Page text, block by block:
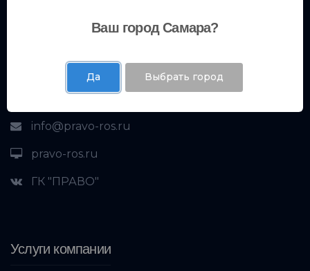
ул. Красноармейская 1Б
8 (800) 222 86 61
info@pravo-ros.ru
pravo-ros.ru
ГК "ПРАВО"
Услуги компании
Ваш город Самара?
Да Выбрать город